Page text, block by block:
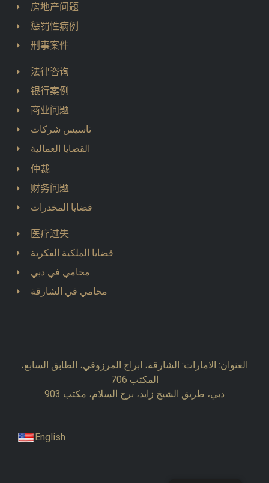
房地产问题
惩罚性病例
刑事案件
法律咨询
银行案例
商业问题
تاسيس شركات
القضايا العمالية
仲裁
财务问题
قضايا المخدرات
医疗过失
قضايا الملكية الفكرية
محامي في دبي
محامي في الشارقة
العنوان: الامارات: الشارقة، ابراج المرزوقي، الطابق السابع،
المكتب 706
دبي، طريق الشيخ زايد، برج السلام، مكتب 903
English